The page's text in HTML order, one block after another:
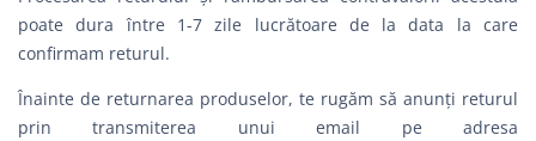
poate dura între 1-7 zile lucrătoare de la data la care
confirmam returul.
Înainte de returnarea produselor, te rugăm să anunți returul
prin transmiterea unui email pe adresa